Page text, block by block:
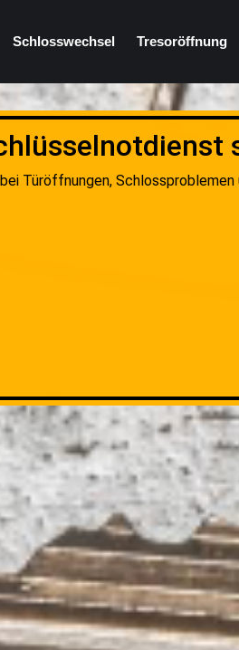
Schlosswechsel Tresoröffnung
Türöffnungen, Schlossproblemen